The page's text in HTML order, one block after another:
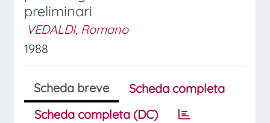
preliminari
VEDALDI, Romano
1988
Scheda breve
Scheda completa
Scheda completa (DC)